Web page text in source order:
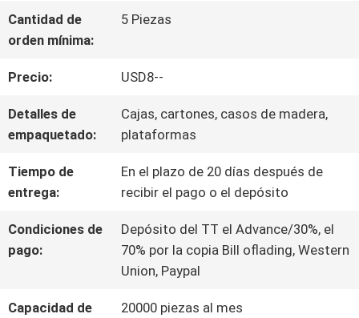
EN
CONTACTO
CON
NOTICIAS
PIDA
UNA
Cantidad de
orden mínima:
5 Piezas
Precio: USD8--
Detalles de
empaquetado:
Cajas, cartones, casos de madera,
plataformas
Tiempo de
entrega:
En el plazo de 20 días después de
recibir el pago o el depósito
Condiciones de
pago:
Depósito del TT el Advance/30%, el
70% por la copia Bill oflading, Western
Union, Paypal
Capacidad de
20000 piezas al mes